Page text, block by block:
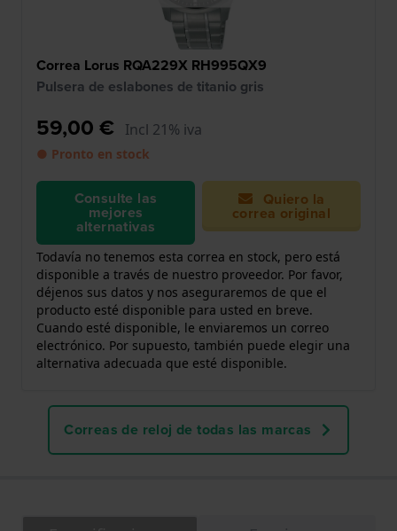
Correa Lorus RQA229X RH995QX9
Pulsera de eslabones de titanio gris
59,00 € Incl 21% iva
● Pronto en stock
Consulte las
mejores
alternativas
Quiero la
correa original
Todavía no tenemos esta correa en stock, pero está
disponible a través de nuestro proveedor. Por favor,
déjenos sus datos y nos aseguraremos de que el
producto esté disponible para usted en breve.
Cuando esté disponible, le enviaremos un correo
electrónico. Por supuesto, también puede elegir una
alternativa adecuada que esté disponible.
Correas de reloj de todas las marcas